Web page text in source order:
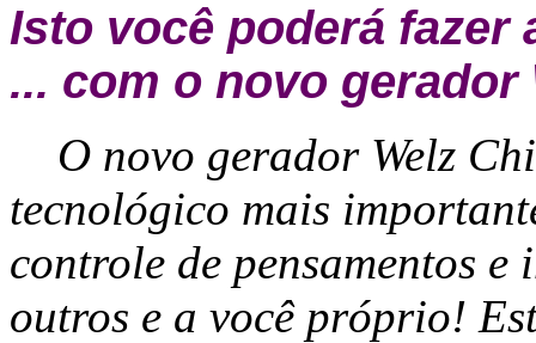
Isto você poderá fazer
... com o novo gerador
O novo gerador Welz
tecnológico mais
controle de pensamentos
outros e a você próprio!